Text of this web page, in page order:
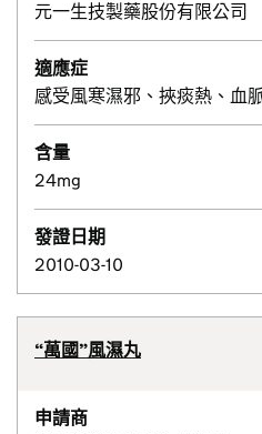
元一生技製藥股份有限公司
適應症
感受風寒濕邪、挾痰熱、血
含量
24mg
發證日期
2010-03-10
“萬國”風濕丸
申請商